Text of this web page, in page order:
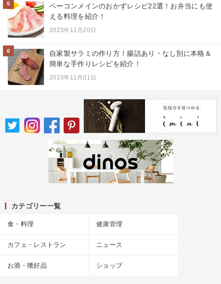
5
ベーコンメインのおかずレシピ22選！お弁当にも使
える料理を紹介！
2023年11月20日
6
自家製サラミの作り方！腸詰あり・なし別に本格＆
簡単な手作りレシピを紹介！
2023年11月01日
カテゴリー一覧
食・料理 健康管理
カフェ・レストラン ニュース
お酒・嗜好品 ショップ